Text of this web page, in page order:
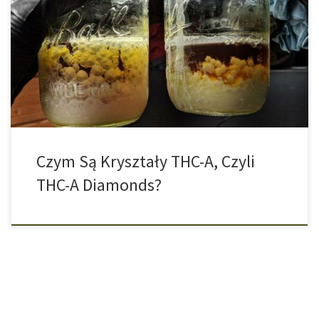
rubiny, szmaragdy… Fascynacja kamieniami szlachetnymi i z
pewnością wyjaśnia też rosnącą popularność diamentów THCA. Są
to ekstrakty z konopi, które nie tylko pięknie wyglądają, ale
również mają ogromną moc i intensywny aromat. Koncentraty z
konopi indyjskich mogą się bardzo różnić pod względem
konsystencji, działania, koloru […]
Czym Są Kryształy THC-A, Czyli
THC-A Diamonds?